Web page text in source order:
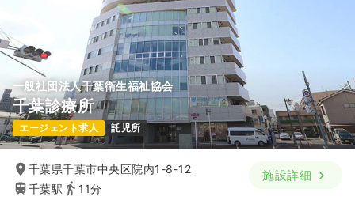
8:45～17:45（休憩60分）
年間休日121日
オンコールあり
担当業務未経験可
ブランク可
第二新卒可
月給37万円以上可
気になる 詳細を見る
日勤のみ（常勤）
一般社団法人千葉衛生福祉協会
千葉診療所
エージェント求人 託児所
千葉県千葉市中央区院内1-8-12
千葉駅
11分
施設詳細